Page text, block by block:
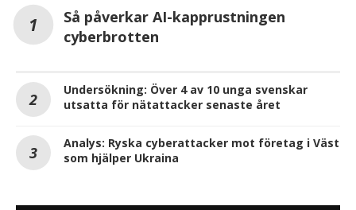
Så påverkar AI-kapprustningen
cyberbrotten
Undersökning: Över 4 av 10 unga svenskar
utsatta för nätattacker senaste året
Analys: Ryska cyberattacker mot företag i Väst
som hjälper Ukraina